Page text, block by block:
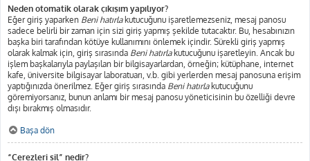
Neden otomatik olarak çıkışım yapılıyor?
Eğer giriş yaparken Beni hatırlakutucuğunu işaretlemezseniz, mesaj panosu
sadece belirli bir zaman için sizi giriş yapmış şekilde tutacaktır. Bu, hesabınızın
başka biri tarafından kötüye kullanımını önlemek içindir. Sürekli giriş yapmış
olarak kalmak için, giriş sırasında Beni hatırlakutucuğunu işaretleyin. Ancak bu
işlem başkalarıyla paylaşılan bir bilgisayarlardan, örneğin; kütüphane, internet
kafe, üniversite bilgisayar laboratuarı, v.b. gibi yerlerden mesaj panosuna erişim
yaptığınızda önerilmez. Eğer giriş sırasında Beni hatırlakutucuğunu
göremiyorsanız, bunun anlamı bir mesaj panosu yöneticisinin bu özelliği devre
dışı bırakmış olmasıdır.
Başa dön
“Çerezleri sil” nedir?